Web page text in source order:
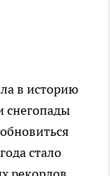
в историю
снегопады
стало